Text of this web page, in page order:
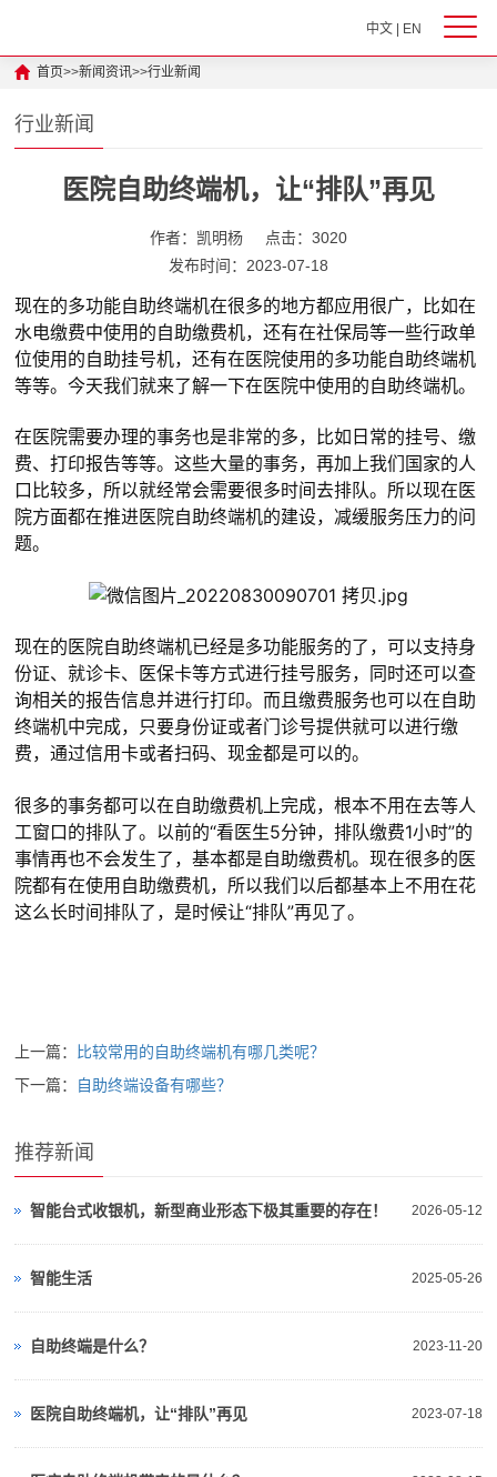
中文| EN
首页>>新闻资讯>>行业新闻
行业新闻
医院自助终端机，让“排队”再见
作者：凯明杨
点击：3020
发布时间：2023-07-18
现在的多功能自助终端机在很多的地方都应用很广，比如在
水电缴费中使用的自助缴费机，还有在社保局等一些行政单
位使用的自助挂号机，还有在医院使用的多功能自助终端机
等等。今天我们就来了解一下在医院中使用的自助终端机。
在医院需要办理的事务也是非常的多，比如日常的挂号、缴
费、打印报告等等。这些大量的事务，再加上我们国家的人
口比较多，所以就经常会需要很多时间去排队。所以现在医
院方面都在推进医院自助终端机的建设，减缓服务压力的问
题。
现在的医院自助终端机已经是多功能服务的了，可以支持身
份证、就诊卡、医保卡等方式进行挂号服务，同时还可以查
询相关的报告信息并进行打印。而且缴费服务也可以在自助
终端机中完成，只要身份证或者门诊号提供就可以进行缴
费，通过信用卡或者扫码、现金都是可以的。
很多的事务都可以在自助缴费机上完成，根本不用在去等人
工窗口的排队了。以前的“看医生5分钟，排队缴费1小时”的
事情再也不会发生了，基本都是自助缴费机。现在很多的医
院都有在使用自助缴费机，所以我们以后都基本上不用在花
这么长时间排队了，是时候让“排队”再见了。
上一篇：
比较常用的自助终端机有哪几类呢？
下一篇： 自助终端设备有哪些？
推荐新闻
2026-05-12
智能台式收银机，新型商业形态下极其重要的存在！
2025-05-26
智能生活
2023-11-20
自助终端是什么？
2023-07-18
医院自助终端机，让“排队”再见